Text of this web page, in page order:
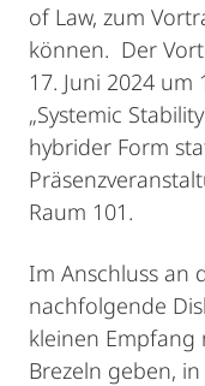
of Law, zum
können. Der
17. Juni 2024 um
„Systemic
hybrider Form
Raum 101.
Im Anschluss an
nachfolgende
kleinen Empfang
Brezeln geben,